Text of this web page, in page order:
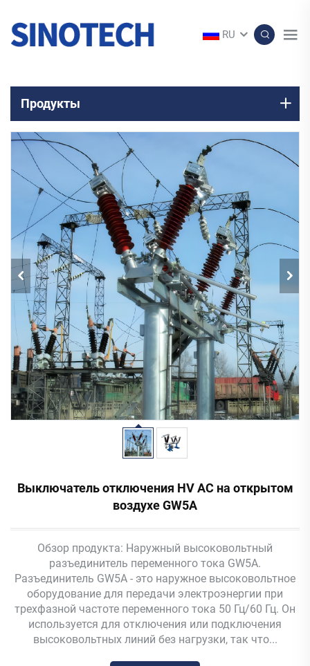
RU
Продукты
Выключатель отключения HV AC на открытом
воздухе GW5A
Обзор продукта: Наружный высоковольтный
разъединитель переменного тока GW5A.
Разъединитель GW5A - это наружное высоковольтное
оборудование для передачи электроэнергии при
трехфазной частоте переменного тока 50 Гц/60 Гц. Он
используется для отключения или подключения
высоковольтных линий без нагрузки, так что...